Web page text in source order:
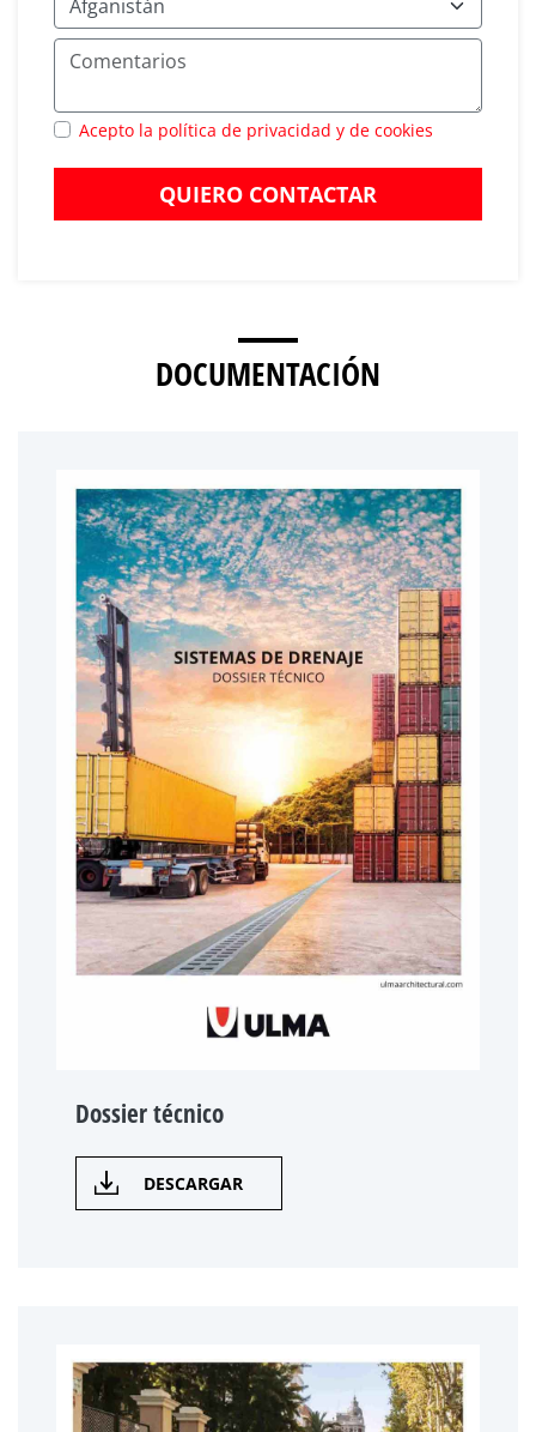
Acepto la política de privacidad y de cookies
QUIERO CONTACTAR
DOCUMENTACIÓN
Dossier técnico
DESCARGAR